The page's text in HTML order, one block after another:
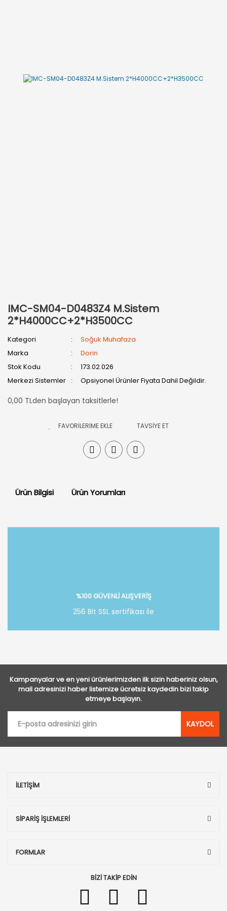
IMC-SM04-D0483Z4 M.Sistem
2*H4000CC+2*H3500CC
Kategori
Soğuk Muhafaza
Marka
Dorin
Stok Kodu
173.02.026
Merkezi Sistemler
Opsiyonel Ürünler Fiyata Dahil Değildir.
0,00 TLden başlayan taksitlerle!
TAVSİYE ET
Ürün Bilgisi Ürün Yorumları
%100 GÜVENLİ ALIŞVERİŞ
256 Bit SSL sertifikası ile
Kampanyalar ve en yeni ürünlerimizden ilk sizin haberiniz olsun,
mail adresinizi haber listemize ücretsiz kaydedin bizi takip
etmeye başlayın.
KAYDOL
İLETİŞİM
SİPARİŞ İŞLEMLERİ
FORMLAR
BİZİ TAKİP EDİN